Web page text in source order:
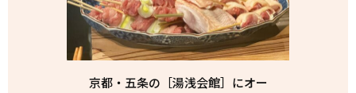
京都・五条の［湯浅会館］にオー